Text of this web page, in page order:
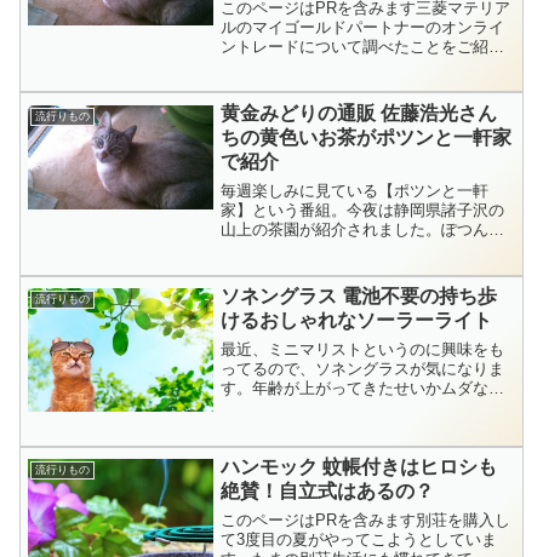
このページはPRを含みます三菱マテリア
ルのマイゴールドパートナーのオンライ
ントレードについて調べたことをご紹
ーナスという特典もついてるのでお得。
直営店が近くになくてもマ...
流行りもの
黄金みどりの通販 佐藤浩光さん
ちの黄色いお茶がポツンと一軒家
で紹介
毎週楽しみに見ている【ポツンと一軒
家】という番組。今夜は静岡県諸子沢の
山上の茶園が紹介されました。ぽつんと
茶の葉というと鮮やかな緑ってイメージ
だけど佐藤さんにの茶畑は見...
流行りもの
ソネングラス 電池不要の持ち歩
けるおしゃれなソーラーライト
最近、ミニマリストというのに興味をも
ってるので、ソネングラスが気になりま
す。年齢が上がってきたせいかムダなも
にも興味があります。オフグリッドとい
うのはなるべく電力やガス...
流行りもの
ハンモック 蚊帳付きはヒロシも
絶賛！自立式はあるの？
このページはPRを含みます別荘を購入し
て3度目の夏がやってこようとしていま